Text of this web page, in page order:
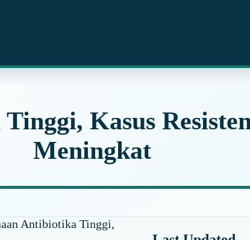
Kasus
Meningkat
Antibiotika Tinggi,